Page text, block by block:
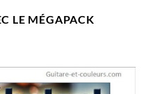
LE MÉGAPACK